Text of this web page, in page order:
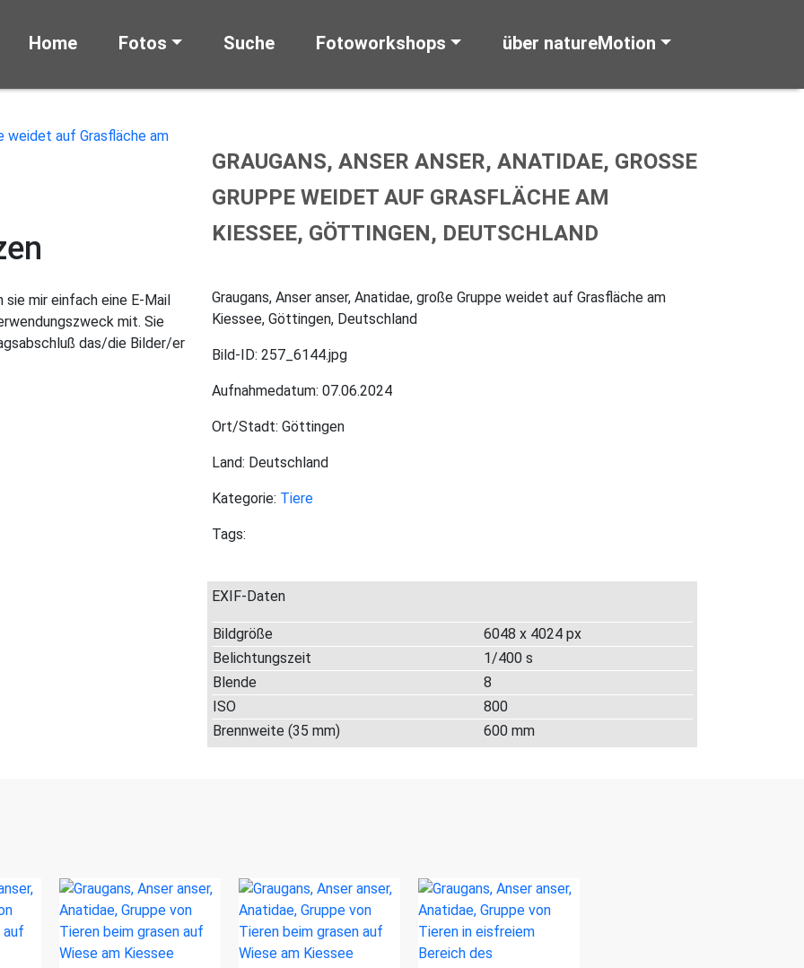
Home Fotos Suche Fotoworkshops über natureMotion
mir einfach eine E-Mail
mit. Sie
das/die Bilder/er
GRAUGANS, ANSER ANSER, ANATIDAE, GROSSE G
RUPPE WEIDET AUF GRASFLÄCHE AM K
IESSEE, GÖTTINGEN, DEUTSCHLAND
Graugans, Anser anser, Anatidae, große Gruppe weidet auf Grasfläche am
Kiessee, Göttingen, Deutschland
Bild-ID: 257_6144.jpg
Aufnahmedatum: 07.06.2024
Ort/Stadt: Göttingen
Land: Deutschland
Kategorie: Tiere
Tags:
EXIF-Daten
Bildgröße
6048 x 4024 px
Belichtungszeit
1/400 s
Blende
8
ISO
800
Brennweite (35 mm)
600 mm